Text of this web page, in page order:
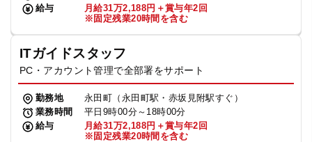
給与
月給31万2,188円＋賞与年2回
※固定残業20時間を含む
ITガイドスタッフ
PC・アカウント管理で全部署をサポート
勤務地
永田町（永田町駅・赤坂見附駅すぐ）
業務時間
平日9時00分～18時00分
給与
月給31万2,188円＋賞与年2回
※固定残業20時間を含む